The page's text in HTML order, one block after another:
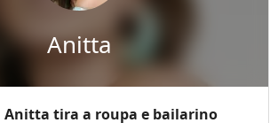
Anitta
Anitta tira a roupa e bailarino